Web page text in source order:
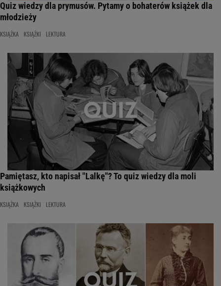
Quiz wiedzy dla prymusów. Pytamy o bohaterów książek dla
młodzieży
KSIĄŻKA KSIĄŻKI LEKTURA
Pamiętasz, kto napisał "Lalkę"? To quiz wiedzy dla moli
książkowych
KSIĄŻKA KSIĄŻKI LEKTURA